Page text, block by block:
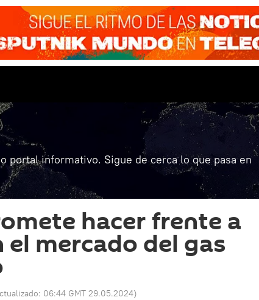
portal informativo. Sigue de cerca lo que pasa en
hacer frente a
el mercado del gas
06:44 GMT 29.05.2024)